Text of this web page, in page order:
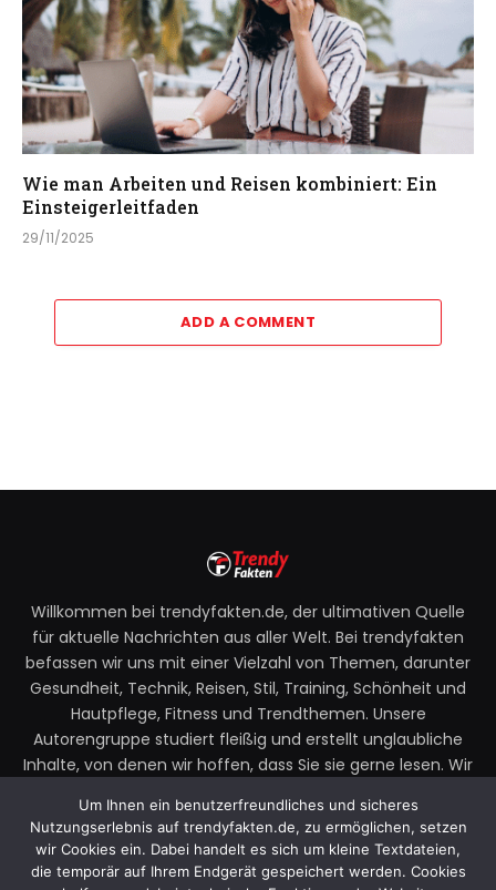
Wie man Arbeiten und Reisen kombiniert: Ein
Einsteigerleitfaden
29/11/2025
ADD A COMMENT
Willkommen bei trendyfakten.de, der ultimativen Quelle
für aktuelle Nachrichten aus aller Welt. Bei trendyfakten
befassen wir uns mit einer Vielzahl von Themen, darunter
Gesundheit, Technik, Reisen, Stil, Training, Schönheit und
Hautpflege, Fitness und Trendthemen. Unsere
Autorengruppe studiert fleißig und erstellt unglaubliche
Inhalte, von denen wir hoffen, dass Sie sie gerne lesen. Wir
Zögern Sie also nicht, uns Ihre Gedanken zu unseren
Beiträgen mitzuteilen.
Um Ihnen ein benutzerfreundliches und sicheres
Nutzungserlebnis auf trendyfakten.de, zu ermöglichen, setzen
wir Cookies ein. Dabei handelt es sich um kleine Textdateien,
die temporär auf Ihrem Endgerät gespeichert werden. Cookies